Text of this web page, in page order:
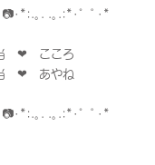
📷･ *:.｡. .｡.:*･゜ﾟ･*
　❤︎　こころ
　❤︎　あやね
📷･ *:.｡. .｡.:*･゜ﾟ･*